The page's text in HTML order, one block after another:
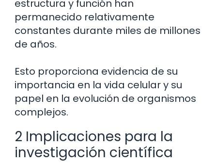
estructura y función han
permanecido relativamente
constantes durante miles de millones
de años.
Esto proporciona evidencia de su
importancia en la vida celular y su
papel en la evolución de organismos
complejos.
2 Implicaciones para la
investigación científica